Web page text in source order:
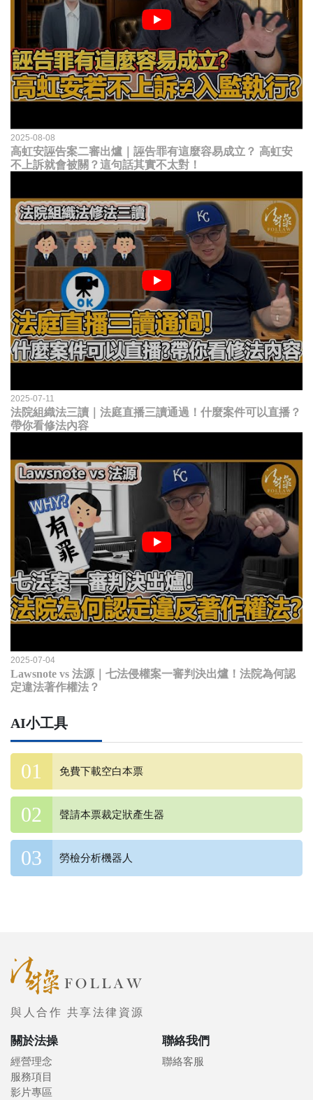
2025-08-08
高虹安誣告案二審出爐｜誣告罪有這麼容易成立？ 高虹安
不上訴就會被關？這句話其實不太對！
2025-07-11
法院組織法三讀｜法庭直播三讀通過！什麼案件可以直播？
帶你看修法內容
2025-07-04
Lawsnote vs 法源｜七法侵權案一審判決出爐！法院為何認
定違法著作權法？
AI小工具
免費下載空白本票
聲請本票裁定狀產生器
勞檢分析機器人
與人合作 共享法律資源
關於法操
經營理念
服務項目
影片專區
聯絡我們
聯絡客服